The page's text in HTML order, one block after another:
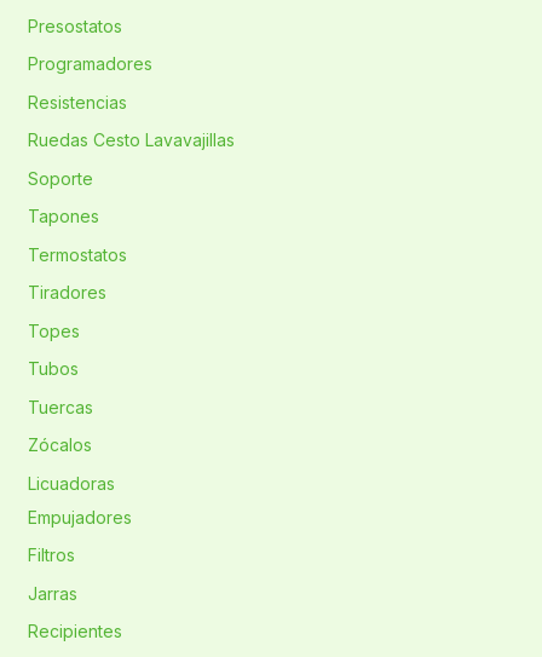
Presostatos
Programadores
Resistencias
Ruedas Cesto Lavavajillas
Soporte
Tapones
Termostatos
Tiradores
Topes
Tubos
Tuercas
Zócalos
Licuadoras
Empujadores
Filtros
Jarras
Recipientes